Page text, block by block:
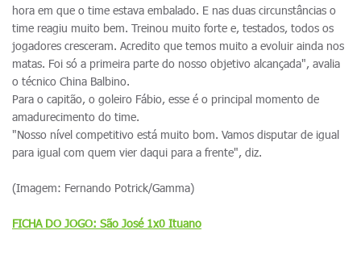
hora em que o time estava embalado. E nas duas circunstâncias o
time reagiu muito bem. Treinou muito forte e, testados, todos os
jogadores cresceram. Acredito que temos muito a evoluir ainda nos
matas. Foi só a primeira parte do nosso objetivo alcançada", avalia
o técnico China Balbino.
Para o capitão, o goleiro Fábio, esse é o principal momento de
amadurecimento do time.
"Nosso nível competitivo está muito bom. Vamos disputar de igual
para igual com quem vier daqui para a frente", diz.
(Imagem: Fernando Potrick/Gamma)
FICHA DO JOGO: São José 1x0 Ituano